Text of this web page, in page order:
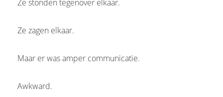
Ze stonden tegenover elkaar.
Ze zagen elkaar.
Maar er was amper communicatie.
Awkward.